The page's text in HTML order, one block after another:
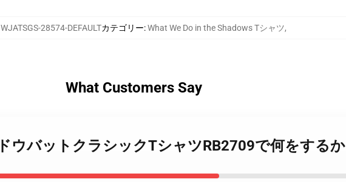
WJATSGS-28574-DEFAULTカテゴリー:What We Do in the Shadows Tシャツ,
What Customers Say
ウバットクラシックTシャツRB2709で何をするか